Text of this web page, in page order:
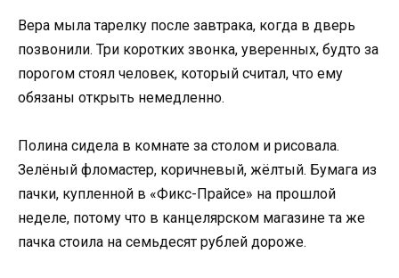
Вера мыла тарелку после завтрака, когда в дверь
позвонили. Три коротких звонка, уверенных, будто за
порогом стоял человек, который считал, что ему
обязаны открыть немедленно.
Полина сидела в комнате за столом и рисовала.
Зелёный фломастер, коричневый, жёлтый. Бумага из
пачки, купленной в «Фикс-Прайсе» на прошлой
неделе, потому что в канцелярском магазине та же
пачка стоила на семьдесят рублей дороже.